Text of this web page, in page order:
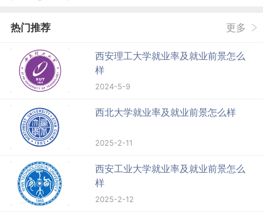
热门推荐 更多
西安理工大学就业率及就业前景怎么
样
2024-5-9
西北大学就业率及就业前景怎么样
2025-2-11
西安工业大学就业率及就业前景怎么
样
2025-2-12